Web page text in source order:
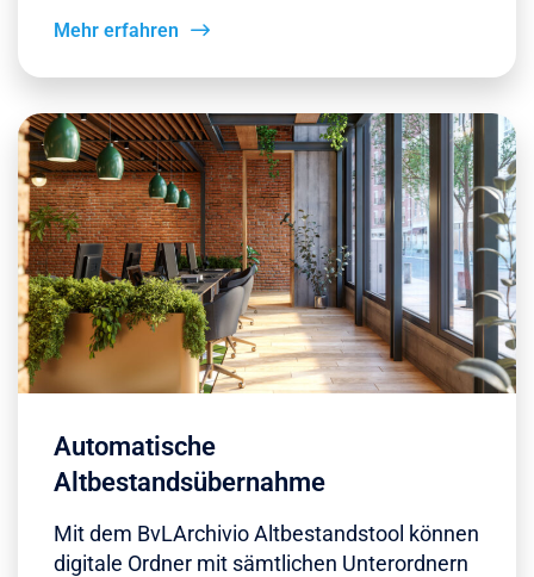
Mehr erfahren
Automatische
Altbestandsübernahme
Mit dem BvLArchivio Altbestandstool können
digitale Ordner mit sämtlichen Unterordnern